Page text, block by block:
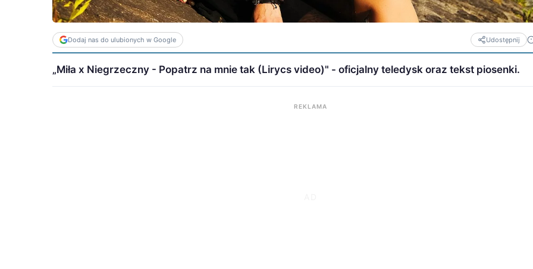
Dodaj nas do ulubionych w Google Udostępnij
„Miła x Niegrzeczny - Popatrz na mnie tak (Lirycs video)" - oficjalny teledysk oraz tekst piosenki.
REKLAMA